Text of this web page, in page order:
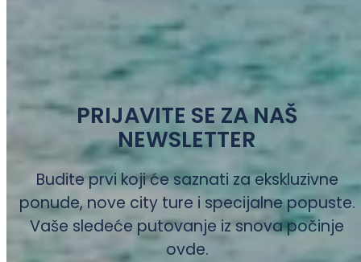
PRIJAVITE SE ZA NAŠ
NEWSLETTER
Budite prvi koji će saznati za ekskluzivne
ponude, nove city ture i specijalne popuste.
Vaše sledeće putovanje iz snova počinje
ovde.